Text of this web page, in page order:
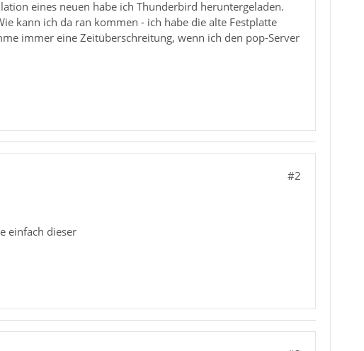
eines neuen habe ich Thunderbird heruntergeladen.
kann ich da ran kommen - ich habe die alte Festplatte
immer eine Zeitüberschreitung, wenn ich den pop-Server
#2
einfach dieser